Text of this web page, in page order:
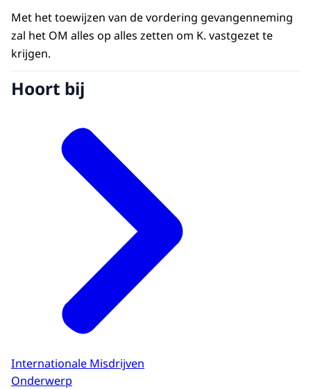
Met het toewijzen van de vordering gevangenneming
zal het OM alles op alles zetten om K. vastgezet te
krijgen.
Hoort bij
Internationale Misdrijven
Onderwerp